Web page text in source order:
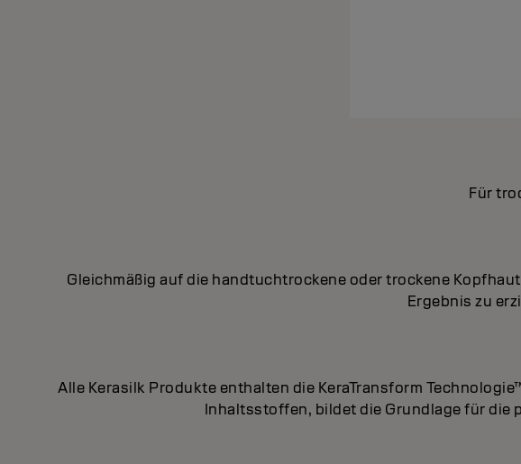
Für
Gleichmäßig auf die handtuchtrockene oder trockene
Ergebnis zu
Alle Kerasilk Produkte enthalten die KeraTransform
Inhaltsstoffen, bildet die Grundlage für die